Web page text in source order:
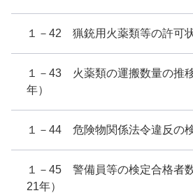
１－42 猟銃用火薬類等の許可
１－43 火薬類の運搬数量の推
年）
１－44 危険物関係法令違反の
１－45 警備員等の検定合格者
21年）